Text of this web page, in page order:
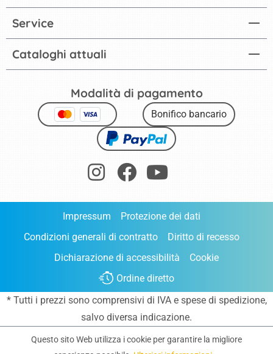
Cataloghi attuali
Service
Modalità di pagamento
Bonifico bancario
Impressum
Protezione dei dati
Condizioni generali di contratto
Diritto di recesso
Dichiarazione di accessibilità
Cookie
Ordine diretto
* Tutti i prezzi sono comprensivi di IVA e spese di spedizione,
salvo diversa indicazione.
Questo sito Web utilizza i cookie per garantire la migliore